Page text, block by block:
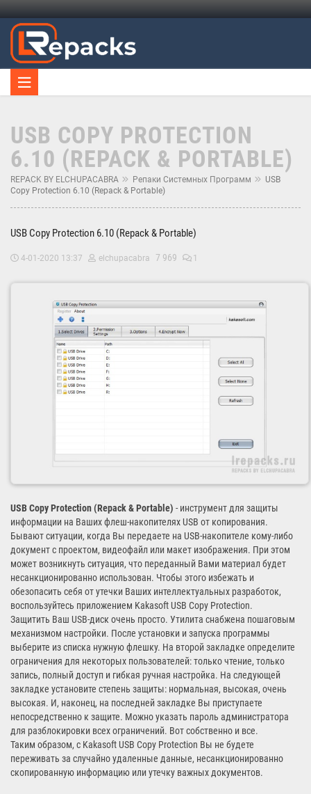
USB COPY PROTECTION
6.10 (REPACK & PORTABLE)
REPACK BY ELCHUPACABRA Репаки Системных Программ
USB
Copy Protection 6.10 (Repack & Portable)
USB Copy Protection 6.10 (Repack & Portable)
4-01-2020 13:37 elchupacabra 7 969 1
USB Copy Protection (Repack & Portable) - инструмент для защиты
информации на Ваших флеш-накопителях USB от копирования.
Бывают ситуации, когда Вы передаете на USB-накопителе кому-либо
документ с проектом, видеофайл или макет изображения. При этом
может возникнуть ситуация, что переданный Вами материал будет
несанкционированно использован. Чтобы этого избежать и
обезопасить себя от утечки Ваших интеллектуальных разработок,
воспользуйтесь приложением Kakasoft USB Copy Protection.
Защитить Ваш USB-диск очень просто. Утилита снабжена пошаговым
механизмом настройки. После установки и запуска программы
выберите из списка нужную флешку. На второй закладке определите
ограничения для некоторых пользователей: только чтение, только
запись, полный доступ и гибкая ручная настройка. На следующей
закладке установите степень защиты: нормальная, высокая, очень
высокая. И, наконец, на последней закладке Вы приступаете
непосредственно к защите. Можно указать пароль администратора
для разблокировки всех ограничений. Вот собственно и все.
Таким образом, с Kakasoft USB Copy Protection Вы не будете
переживать за случайно удаленные данные, несанкционированно
скопированную информацию или утечку важных документов.